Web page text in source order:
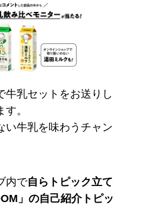
牛乳セットをお送りし
。
い牛乳を味わうチャン
内で自らトピック立て
」の自己紹介トピッ